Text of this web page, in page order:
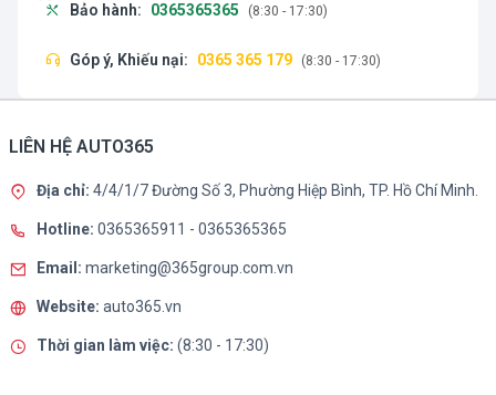
Bảo hành: 0365365365 (8:30 - 17:30)
Góp ý, Khiếu nại: 0365 365 179 (8:30 - 17:30)
LIÊN HỆ AUTO365
Địa chỉ: 4/4/1/7 Đường Số 3, Phường Hiệp Bình, TP. Hồ Chí Minh.
Hotline: 0365365911 - 0365365365
Email: marketing@365group.com.vn
Website: auto365.vn
Thời gian làm việc: (8:30 - 17:30)